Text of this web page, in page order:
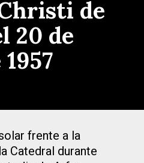
de
20 de
frente a la
Catedral durante